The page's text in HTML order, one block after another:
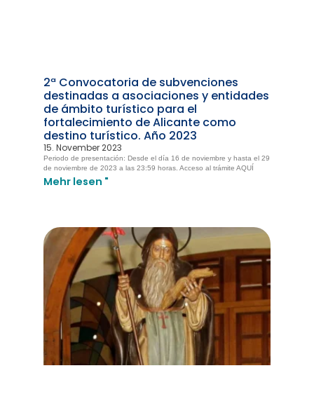
2ª Convocatoria de subvenciones
destinadas a asociaciones y entidades
de ámbito turístico para el
fortalecimiento de Alicante como
destino turístico. Año 2023
15. November 2023
Periodo de presentación: Desde el día 16 de noviembre y hasta el 29
de noviembre de 2023 a las 23:59 horas. Acceso al trámite AQUÍ
Mehr lesen "